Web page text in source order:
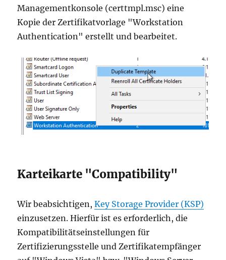
Managementkonsole (certtmpl.msc) eine
Kopie der Zertifikatvorlage "Workstation
Authentication" erstellt und bearbeitet.
Karteikarte "Compatibility"
Wir beabsichtigen,Key Storage Provider (KSP)
einzusetzen. Hierfür ist es erforderlich, die
Kompatibilitätseinstellungen für
Zertifizierungsstelle und Zertifikatempfänger